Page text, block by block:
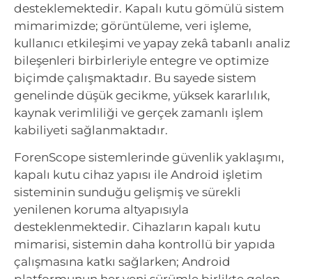
desteklemektedir. Kapalı kutu gömülü sistem
mimarimizde; görüntüleme, veri işleme,
kullanıcı etkileşimi ve yapay zekâ tabanlı analiz
bileşenleri birbirleriyle entegre ve optimize
biçimde çalışmaktadır. Bu sayede sistem
genelinde düşük gecikme, yüksek kararlılık,
kaynak verimliliği ve gerçek zamanlı işlem
kabiliyeti sağlanmaktadır.
ForenScope sistemlerinde güvenlik yaklaşımı,
kapalı kutu cihaz yapısı ile Android işletim
sisteminin sunduğu gelişmiş ve sürekli
yenilenen koruma altyapısıyla
desteklenmektedir. Cihazların kapalı kutu
mimarisi, sistemin daha kontrollü bir yapıda
çalışmasına katkı sağlarken; Android